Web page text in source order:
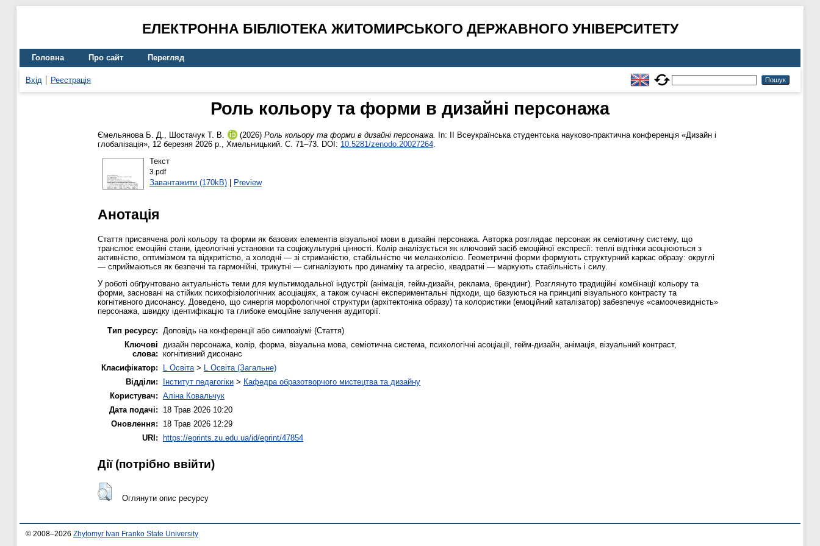
ЕЛЕКТРОННА БІБЛІОТЕКА ЖИТОМИРСЬКОГО ДЕРЖАВНОГО УНІВЕРСИТЕТУ
Головна Про сайт Перегляд
Вхід Реєстрація
Роль кольору та форми в дизайні персонажа
Ємельянова Б. Д., Шостачук Т. В. (2026) Роль кольору та форми в дизайні персонажа.
In: II Всеукраїнська студентська науково-практична конференція «Дизайн і
глобалізація», 12 березня 2026 р., Хмельницький. С. 71–73. DOI: 10.5281/zenodo.20027264.
Текст
3.pdf
Завантажити (170kB)| Preview
Анотація
Стаття присвячена ролі кольору та форми як базових елементів візуальної мови в дизайні персонажа. Авторка розглядає персонаж як семіотичну систему, що
транслює емоційні стани, ідеологічні установки та соціокультурні цінності. Колір аналізується як ключовий засіб емоційної експресії: теплі відтінки асоціюються з
активністю, оптимізмом та відкритістю, а холодні — зі стриманістю, стабільністю чи меланхолією. Геометричні форми формують структурний каркас образу: округлі
— сприймаються як безпечні та гармонійні, трикутні — сигналізують про динаміку та агресію, квадратні — маркують стабільність і силу.
У роботі обґрунтовано актуальність теми для мультимодальної індустрії (анімація, гейм-дизайн, реклама, брендинг). Розглянуто традиційні комбінації кольору та
форми, засновані на стійких психофізіологічних асоціаціях, а також сучасні експериментальні підходи, що базуються на принципі візуального контрасту та
когнітивного дисонансу. Доведено, що синергія морфологічної структури (архітектоніка образу) та колористики (емоційний каталізатор) забезпечує «самоочевидність»
персонажа, швидку ідентифікацію та глибоке емоційне залучення аудиторії.
Тип ресурсу: Доповідь на конференції або симпозіумі (Стаття)
Ключові
слова:
дизайн персонажа, колір, форма, візуальна мова, семіотична система, психологічні асоціації, гейм-дизайн, анімація, візуальний контраст,
когнітивний дисонанс
Класифікатор:
L Освіта> L Освіта (Загальне)
Відділи:
Інститут педагогіки > Кафедра образотворчого мистецтва та дизайну
Користувач: Аліна Ковальчук
Дата подачі:
18 Трав 2026 10:20
Оновлення:
18 Трав 2026 12:29
URI:
https://eprints.zu.edu.ua/id/eprint/47854
Дії ​​(потрібно ввійти)
Оглянути опис ресурсу
© 2008–2026 Zhytomyr Ivan Franko State University